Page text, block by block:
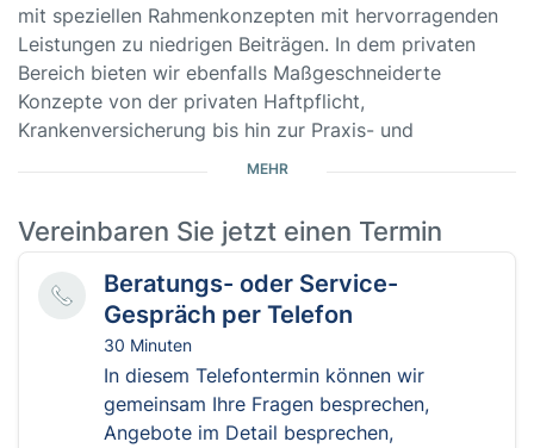
mit speziellen Rahmenkonzepten mit hervorragenden
Leistungen zu niedrigen Beiträgen. In dem privaten
Bereich bieten wir ebenfalls Maßgeschneiderte
Konzepte von der privaten Haftpflicht,
Krankenversicherung bis hin zur Praxis- und
MEHR
Vereinbaren Sie jetzt einen Termin
Beratungs- oder Service-
Gespräch per Telefon
30 Minuten
In diesem Telefontermin können wir
gemeinsam Ihre Fragen besprechen,
Angebote im Detail besprechen,